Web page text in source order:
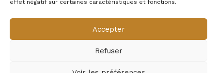
effet négatif sur certaines caractéristiques et fonctions.
Accepter
Refuser
Newsletter
© 2025 - Déco Science